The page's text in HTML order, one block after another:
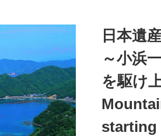
子供用自転車があるレ
タンデム自転車がある
鉄道駅に近いレンタサ
レンタサイクルがある
日本遺
～小浜
を駆け
starting